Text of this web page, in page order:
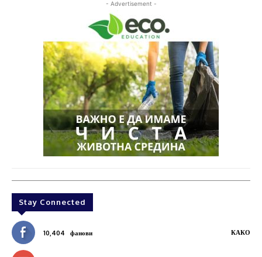
- Advertisement -
Stay Connected
10,404 фанови КАКО